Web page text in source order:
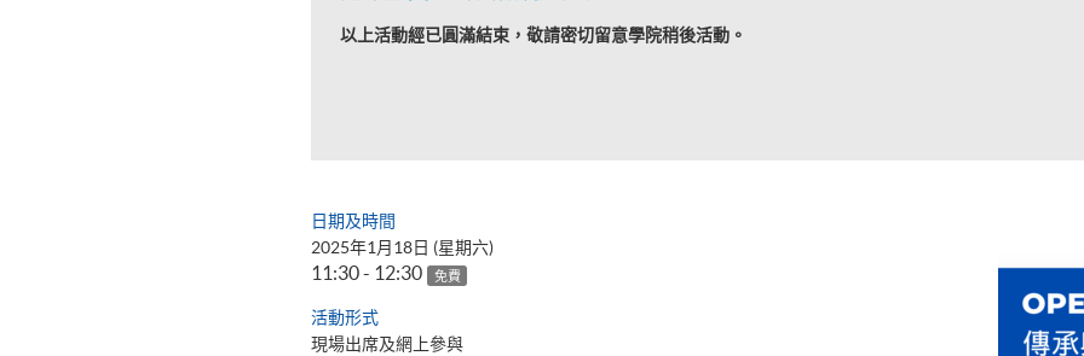
以上活動經已圓滿結束，敬請密切留意學院稍後活動。
日期及時間
2025年1月18日 (星期六)
11:30 - 12:30 免費
活動形式
現場出席及網上參與